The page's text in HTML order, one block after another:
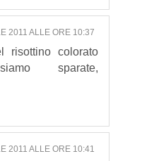
2011 ALLE ORE 10:37
risottino colorato
sparate,
2011 ALLE ORE 10:41